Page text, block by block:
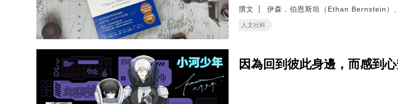
撰文 伊森．伯恩斯坦（Ethan Bernstein）
人文社科
因為回到彼此身邊，而感到